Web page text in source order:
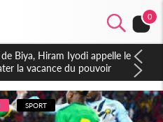
0
PDCI-RDA, Lessiehi bannit
SPORT